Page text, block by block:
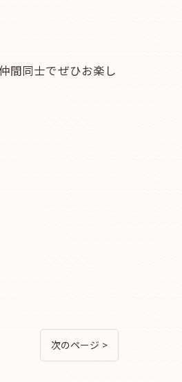
間同士でぜひお楽し
次のページ >